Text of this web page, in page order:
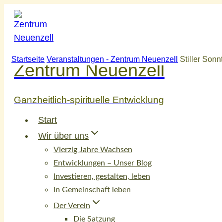
Zum
Inhalt
springen
Zentrum Neuenzell
Ganzheitlich-spirituelle Entwicklung
Start
Wir über uns
Vierzig Jahre Wachsen
Entwicklungen – Unser Blog
Investieren, gestalten, leben
In Gemeinschaft leben
Der Verein
Die Satzung
Startseite Veranstaltungen - Zentrum Neuenzell Stiller